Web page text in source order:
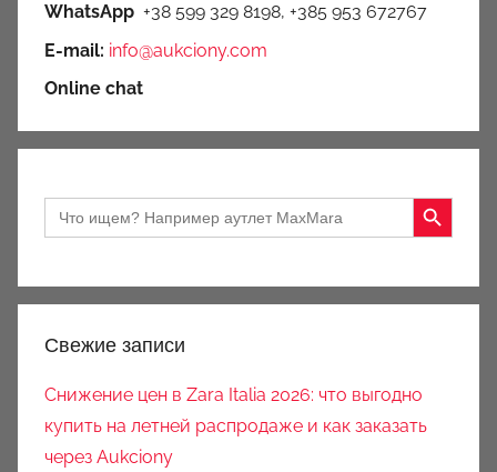
WhatsApp +38 599 329 8198, +385 953 672767
E-mail: info@aukciony.com
Online chat
Search
for:
Search Button
Свежие записи
Снижение цен в Zara Italia 2026: что выгодно
купить на летней распродаже и как заказать
через Aukciony